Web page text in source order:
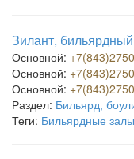
Зилант,
Основной:
Основной:
Основной:
Раздел: Бильярд,
Теги: Бильярдные залы